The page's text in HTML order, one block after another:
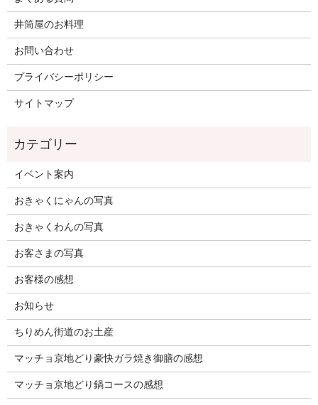
井筒屋のお料理
お問い合わせ
プライバシーポリシー
サイトマップ
イベント案内
おきゃくにゃんの写真
おきゃくわんの写真
お客さまの写真
お客様の感想
お知らせ
ちりめん街道のお土産
マッチョ京地どり豪快ガラ焼き御膳の感想
マッチョ京地どり鍋コースの感想